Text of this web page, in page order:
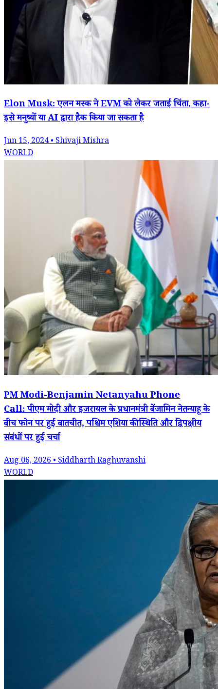
Elon Musk: एलन मस्क ने EVM को लेकर जताई चिंता, कहा-
इसे मनुष्यों या AI द्वारा हैक किया जा सकता है
Jun 15, 2024 • Shivaji Mishra
WORLD
PM Modi-Benjamin Netanyahu Phone
Call: पीएम मोदी और इजरायल के प्रधानमंत्री बेंजामिन नेतन्याहू के
बीच फोन पर हुई बातचीत, पश्चिम एशिया की स्थिति और द्विपक्षीय
संबंधों पर हुई चर्चा
Aug 06, 2026 • Siddharth Raghuvanshi
WORLD